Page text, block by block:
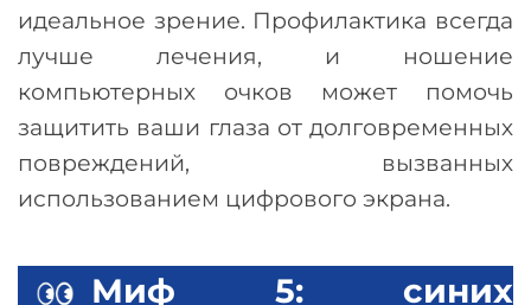
идеальное зрение. Профилактика всегда
лучше лечения, и ношение
компьютерных очков может помочь
защитить ваши глаза от долговременных
повреждений, вызванных
использованием цифрового экрана.
Миф 5: синих